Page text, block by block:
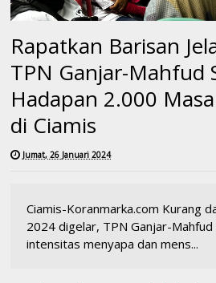
Rapatkan Barisan
TPN Ganjar-Mahfud
Hadapan 2.000
di Ciamis
Jumat, 26 Januari 2024
Ciamis-Koranmarka.com Kurang
2024 digelar, TPN Ganjar-
intensitas menyapa dan mens...